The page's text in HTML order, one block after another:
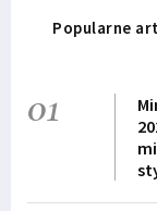
Popularne
01